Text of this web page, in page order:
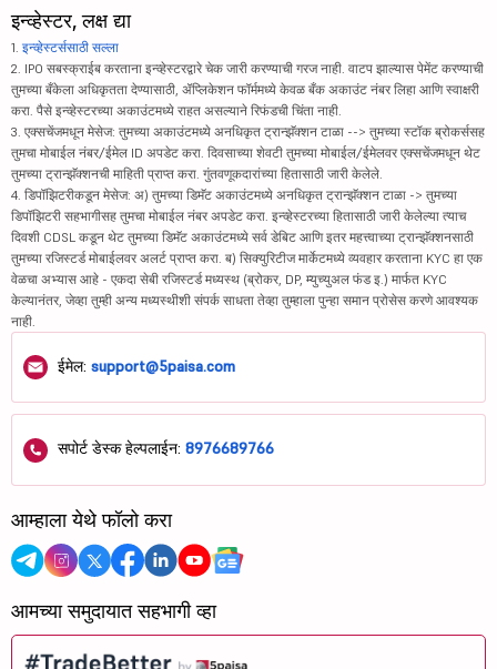
इन्व्हेस्टर, लक्ष द्या
1. इन्व्हेस्टर्ससाठी सल्ला
2. IPO सबस्क्राईब करताना इन्व्हेस्टरद्वारे चेक जारी करण्याची गरज नाही. वाटप झाल्यास पेमेंट करण्याची
तुमच्या बँकेला अधिकृतता देण्यासाठी, ॲप्लिकेशन फॉर्ममध्ये केवळ बँक अकाउंट नंबर लिहा आणि स्वाक्षरी
करा. पैसे इन्व्हेस्टरच्या अकाउंटमध्ये राहत असल्याने रिफंडची चिंता नाही.
3. एक्सचेंजमधून मेसेज: तुमच्या अकाउंटमध्ये अनधिकृत ट्रान्झॅक्शन टाळा --> तुमच्या स्टॉक ब्रोकर्ससह
तुमचा मोबाईल नंबर/ईमेल ID अपडेट करा. दिवसाच्या शेवटी तुमच्या मोबाईल/ईमेलवर एक्सचेंजमधून थेट
तुमच्या ट्रान्झॅक्शनची माहिती प्राप्त करा. गुंतवणूकदारांच्या हितासाठी जारी केलेले.
4. डिपॉझिटरीकडून मेसेज: अ) तुमच्या डिमॅट अकाउंटमध्ये अनधिकृत ट्रान्झॅक्शन टाळा -> तुमच्या
डिपॉझिटरी सहभागीसह तुमचा मोबाईल नंबर अपडेट करा. इन्व्हेस्टरच्या हितासाठी जारी केलेल्या त्याच
दिवशी CDSL कडून थेट तुमच्या डिमॅट अकाउंटमध्ये सर्व डेबिट आणि इतर महत्त्वाच्या ट्रान्झॅक्शनसाठी
तुमच्या रजिस्टर्ड मोबाईलवर अलर्ट प्राप्त करा. ब) सिक्युरिटीज मार्केटमध्ये व्यवहार करताना KYC हा एक
वेळचा अभ्यास आहे - एकदा सेबी रजिस्टर्ड मध्यस्थ (ब्रोकर, DP, म्युच्युअल फंड इ.) मार्फत KYC
केल्यानंतर, जेव्हा तुम्ही अन्य मध्यस्थीशी संपर्क साधता तेव्हा तुम्हाला पुन्हा समान प्रोसेस करणे आवश्यक
नाही.
ईमेल: support@5paisa.com
सपोर्ट डेस्क हेल्पलाईन: 8976689766
आम्हाला येथे फॉलो करा
आमच्या समुदायात सहभागी व्हा